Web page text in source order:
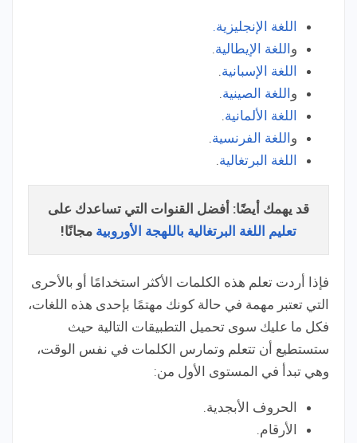
اللغة الإنجليزية.
و اللغة الإيطالية.
اللغة الإسبانية.
و اللغة الصينية.
اللغة الألمانية.
و اللغة الفرنسية.
اللغة البرتغالية.
قد يهمك أيضًا: أفضل القنوات التي تساعدك على
تعليم اللغة البرتغالية باللهجة الأوروبية مجانًا!
فإذا أردت تعلم هذه الكلمات الأكثر استخدامًا أو بالأحرى
التي تعتبر مهمة في حالة كونك مهتمًا بإحدى هذه اللغات،
فكل ما عليك سوى تحميل التطبيقات التالية حيث
ستستطيع أن تتعلم وتمارس الكلمات في نفس الوقت،
وهي تبدأ في المستوى الأول من:
الحروف الأبجدية.
الأرقام.